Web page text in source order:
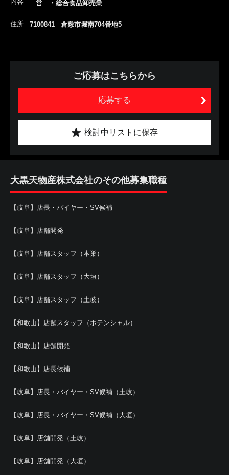
営 ・総合食品卸売業
住所 7100841 倉敷市堀南704番地5
ご応募はこちらから
応募する
検討中リストに保存
大黒天物産株式会社のその他募集職種
【岐阜】店長・バイヤー・SV候補
【岐阜】店舗開発
【岐阜】店舗スタッフ（本巣）
【岐阜】店舗スタッフ（大垣）
【岐阜】店舗スタッフ（土岐）
【和歌山】店舗スタッフ（ポテンシャル）
【和歌山】店舗開発
【和歌山】店長候補
【岐阜】店長・バイヤー・SV候補（土岐）
【岐阜】店長・バイヤー・SV候補（大垣）
【岐阜】店舗開発（土岐）
【岐阜】店舗開発（大垣）